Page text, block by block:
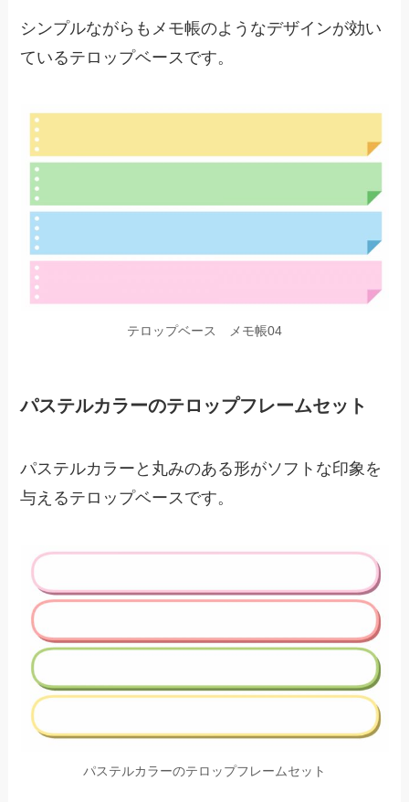
シンプルながらもメモ帳のようなデザインが効い
ているテロップベースです。
テロップベース メモ帳04
パステルカラーのテロップフレームセット
パステルカラーと丸みのある形がソフトな印象を
与えるテロップベースです。
パステルカラーのテロップフレームセット